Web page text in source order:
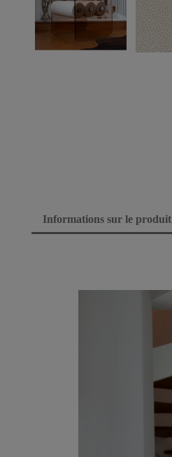
Informations sur le produit